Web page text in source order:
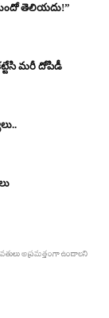
తెలియదు!”
మరీ దోపిడీ